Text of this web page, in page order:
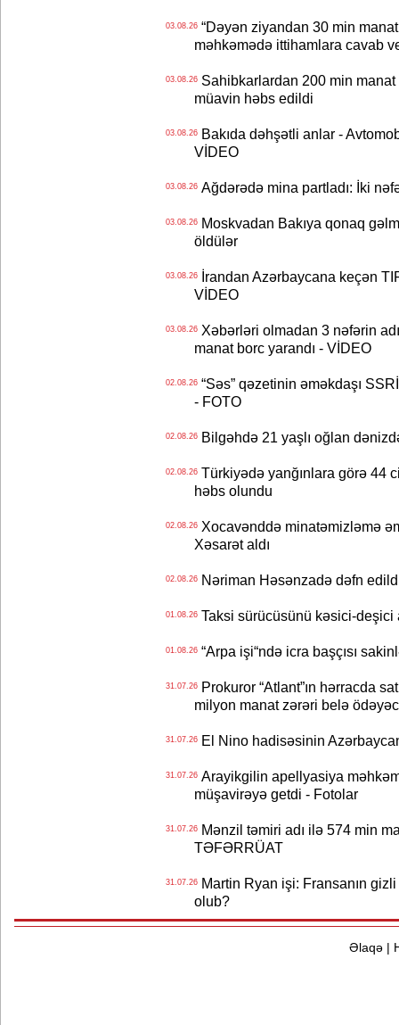
03.08.26“Dəyən ziyandan 30 min
məhkəmədə ittihamlara cavab
03.08.26Sahibkarlardan 200 min manat
müavin həbs edildi
03.08.26Bakıda dəhşətli anlar -
VİDEO
03.08.26Ağdərədə mina partladı: İki
03.08.26Moskvadan Bakıya qonaq
öldülər
03.08.26İrandan Azərbaycana keçən
VİDEO
03.08.26Xəbərləri olmadan 3 nəfərin
manat borc yarandı - VİDEO
02.08.26“Səs” qəzetinin əməkdaşı
- FOTO
02.08.26Bilgəhdə 21 yaşlı oğlan
02.08.26Türkiyədə yanğınlara görə 44
həbs olundu
02.08.26Xocavənddə minatəmizləmə
Xəsarət aldı
02.08.26Nəriman Həsənzadə dəfn
01.08.26Taksi sürücüsünü kəsici-deşici
01.08.26“Arpa işi“ndə icra başçısı
31.07.26Prokuror “Atlant”ın hərracda
milyon manat zərəri belə
31.07.26El Nino hadisəsinin
31.07.26Arayikgilin apellyasiya
müşavirəyə getdi - Fotolar
31.07.26Mənzil təmiri adı ilə 574 min
TƏFƏRRÜAT
31.07.26Martin Ryan işi: Fransanın gizli
olub?
Əlaqə|